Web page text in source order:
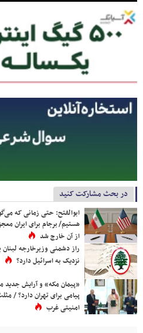
در بحث مشارکت کنید
ابوالفتح: حتی زمانی که
هستیم/ برجام برای ایران
از آن خارج شد
راز دشمنی وزیرخارجه
نزدیک به اسرائیل دارد؟
«پیمان مکه» و آرایش جدید
پیامی برای تهران دارد؟ /
امنیتی غرب